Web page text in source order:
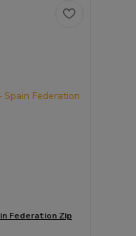
Federation Zip